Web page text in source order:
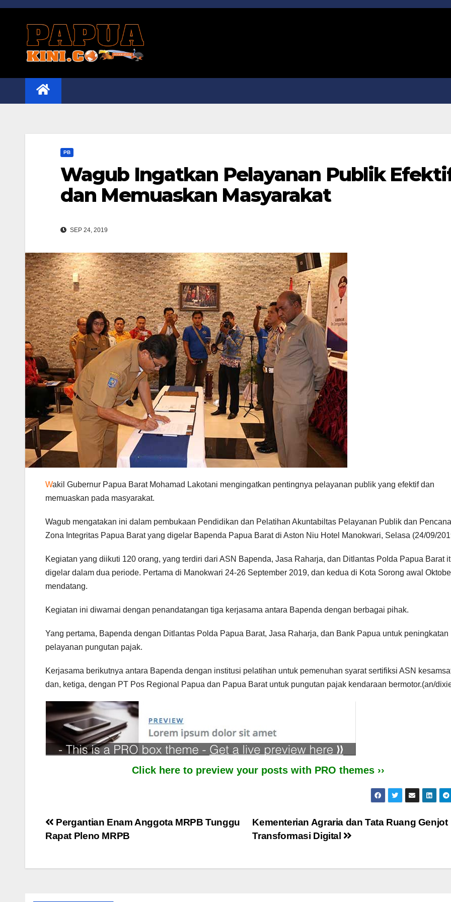
Skip
PB
Wagub Ingatkan Pelayanan Publik
dan Memuaskan Masyarakat
SEP 24, 2019
Wakil Gubernur Papua Barat Mohamad Lakotani mengingatkan pentingnya pelayanan publik yang efektif dan
memuaskan pada masyarakat.
Wagub mengatakan ini dalam pembukaan Pendidikan dan Pelatihan Akuntabiltas Pelayanan Publik dan
Zona Integritas Papua Barat yang digelar Bapenda Papua Barat di Aston Niu Hotel Manokwari, Selasa (24/09/
Kegiatan yang diikuti 120 orang, yang terdiri dari ASN Bapenda, Jasa Raharja, dan Ditlantas Polda Papua Barat
digelar dalam dua periode. Pertama di Manokwari 24-26 September 2019, dan kedua di Kota Sorong awal
mendatang.
Kegiatan ini diwarnai dengan penandatangan tiga kerjasama antara Bapenda dengan berbagai pihak.
Yang pertama, Bapenda dengan Ditlantas Polda Papua Barat, Jasa Raharja, dan Bank Papua untuk peningkatan
pelayanan pungutan pajak.
Kerjasama berikutnya antara Bapenda dengan institusi pelatihan untuk pemenuhan syarat sertifiksi ASN
dan, ketiga, dengan PT Pos Regional Papua dan Papua Barat untuk pungutan pajak kendaraan bermotor.(an/
Click here to preview your posts with PRO themes ››
Post
navigation
Kementerian Agraria dan Tata Ruang Genjot
Transformasi Digital
Pergantian Enam Anggota MRPB Tunggu
Rapat Pleno MRPB